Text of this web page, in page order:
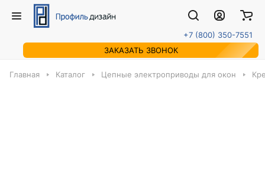
+7 (800) 350-7551
ЗАКАЗАТЬ ЗВОНОК
Главная Каталог Цепные электроприводы для окон